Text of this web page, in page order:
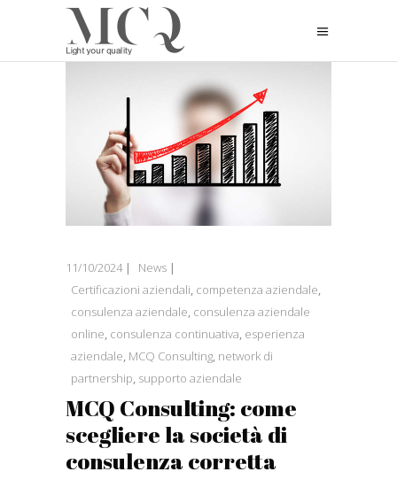
11/10/2024
News
Certificazioni aziendali, competenza aziendale,
consulenza aziendale, consulenza aziendale
online, consulenza continuativa, esperienza
aziendale, MCQ Consulting, network di
partnership, supporto aziendale
MCQ Consulting: come
scegliere la società di
consulenza corretta